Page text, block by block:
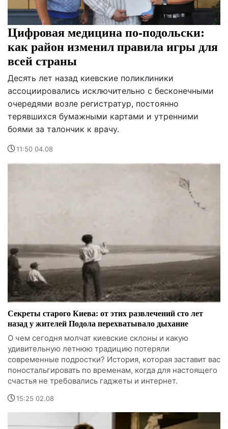
Цифровая медицина по-подольски:
как район изменил правила игры для
всей страны
Десять лет назад киевские поликлиники
ассоциировались исключительно с бесконечными
очередями возле регистратур, постоянно
терявшихся бумажными картами и утренними
боями за талончик к врачу.
11:50 04.08
Секреты старого Киева: от этих развлечений сто лет
назад у жителей Подола перехватывало дыхание
О чем сегодня молчат киевские склоны и какую
удивительную летнюю традицию потеряли
современные подростки? История, которая заставит вас
поностальгировать по временам, когда для настоящего
счастья не требовались гаджеты и интернет.
15:25 02.08